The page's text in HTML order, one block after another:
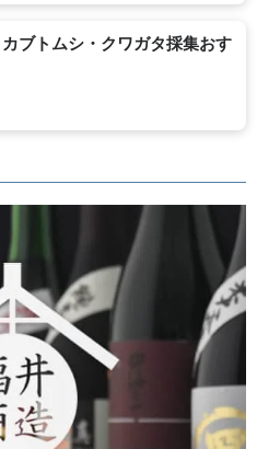
カブトムシ・クワガタ採集おす